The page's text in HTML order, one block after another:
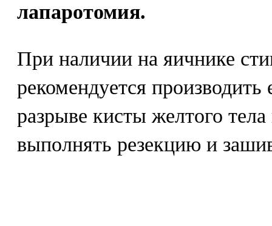
лапаротомия.
При наличии на яичнике
рекомендуется
разрыве кисты желтого тела
выполнять резекцию и